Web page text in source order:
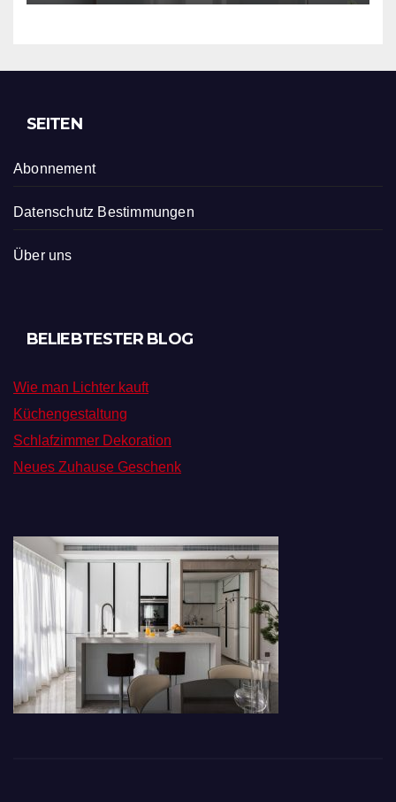
SEITEN
Abonnement
Datenschutz Bestimmungen
Über uns
BELIEBTESTER BLOG
Wie man Lichter kauft
Küchengestaltung
Schlafzimmer Dekoration
Neues Zuhause Geschenk